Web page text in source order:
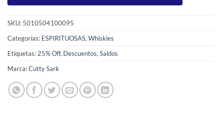
SKU: 5010504100095
Categorías: ESPIRITUOSAS, Whiskies
Etiquetas: 25% Off, Descuentos, Saldos
Marca:Cutty Sark